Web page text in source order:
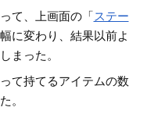
て、上画面の「ステー
に変わり、結果以前よ
まった。
て持てるアイテムの数
。